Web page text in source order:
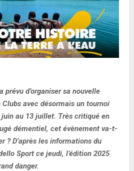
prévu d’organiser sa nouvelle
avec désormais un tournoi
au 13 juillet. Très critiqué en
démentiel, cet évènement va-t-
? D’après les informations du
Sport ce jeudi, l’édition 2025
danger.